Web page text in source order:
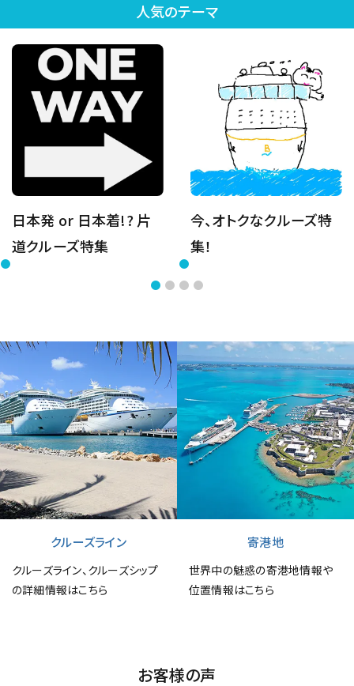
人気のテーマ
日本発 or 日本着!? 片
道クルーズ特集
今、オトクなクルーズ特
集！
クルーズライン
クルーズライン、クルーズシップ
の詳細情報はこちら
寄港地
世界中の魅惑の寄港地情報や
位置情報はこちら
お客様の声